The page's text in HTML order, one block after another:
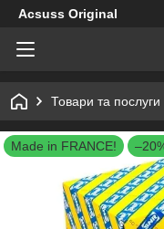
Acsuss Original
Товари та послуги
Made in FRANCE!